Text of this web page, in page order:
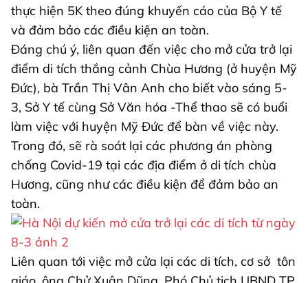
thực hiện 5K theo đúng khuyến cáo của Bộ Y tế
và đảm bảo các điều kiện an toàn.
Đáng chú ý, liên quan đến việc cho mở cửa trở lại
điểm di tích thắng cảnh Chùa Hương (ở huyện Mỹ
Đức), bà Trần Thị Vân Anh cho biết vào sáng 5-
3, Sở Y tế cùng Sở Văn hóa -Thể thao sẽ có buổi
làm việc với huyện Mỹ Đức để bàn về việc này.
Trong đó, sẽ rà soát lại các phương án phòng
chống Covid-19 tại các địa điểm ở di tích chùa
Hương, cũng như các điều kiện để đảm bảo an
toàn.
Liên quan tới việc mở cửa lại các di tích, cơ sở tôn